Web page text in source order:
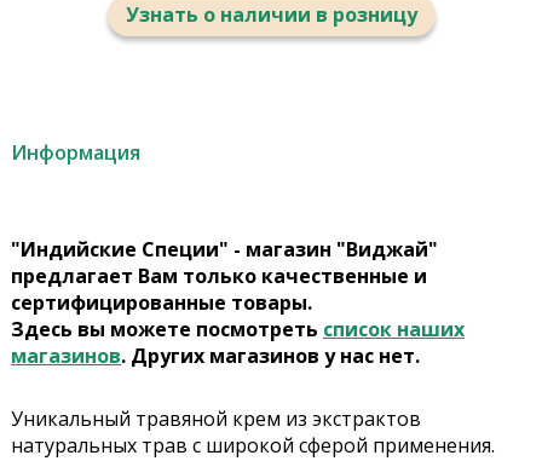
Узнать о наличии в розницу
Информация
"Индийские Специи" - магазин "Виджай"
предлагает Вам только качественные и
сертифицированные товары.
Здесь вы можете посмотреть список наших
магазинов. Других магазинов у нас нет.
Уникальный травяной крем из экстрактов
натуральных трав с широкой сферой применения.